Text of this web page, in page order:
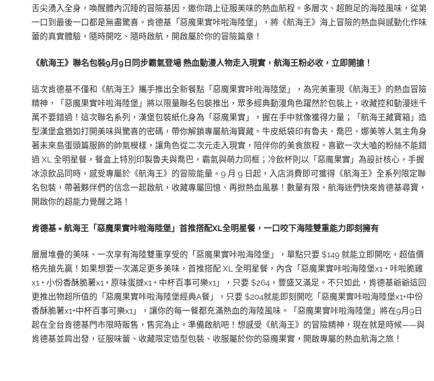
舌尖湧入全身，喚醒體內沉睡的冒險基因，邀你踏上征服美味的熱血航程。多層次、超飽足的海陸風味，從第
一口到最後一口都是無盡驚喜。肯德基「惡魔果實咔啦海陸堡」，將《航海王》海上冒險的熱血與感動化作味
蕾的真實體驗，隨時開吃、隨時啟航，開啟屬於你的冒險篇章！​
《航海王》聯名包裝9月 9日同步霸氣登場 熱血動漫人物走入現實，航海王粉必收，立即開搶！
這次肯德基不僅和《航海王》攜手推出全新餐點「惡魔果實咔啦海陸堡」，為完美重現《航海王》的熱血冒險
精神，「惡魔果實咔啦海陸堡」將以限量聯名包裝推出，眾多經典動漫角色躍然於包裝上，收藏控和動漫迷千
萬不要錯過！這次聯名系列，漢堡包裝紙化身為「惡魔果實」，握在手中就像獲得力量；「航海王藏寶箱」造
型漢堡盒猶如打開美味與驚喜的密碼，帶你解鎖專屬航海寶藏。牛皮紙袋印有魯夫、喬巴、娜美等人氣主角身
著未來島蛋頭篇服飾的帥氣模樣，讓角色從二次元走入現實，陪伴你的美食旅程。喜歡一次大嗑的粉絲不能錯
過 XL 全明星餐，餐盒上特別印製魯夫與喬巴，霸氣與萌力同框；冷飲杯則以「惡魔果實」為設計核心，手握
冰涼飲品同時，感受專屬於《航海王》的冒險能量。9 月 9 日起，入店消費即可獲得《航海王》全系列限定聯
名包裝，帶著夥伴們的信念一起啟航，收藏專屬回憶、再掀熱血風暴！數量有限，航海迷們快來肯德基尋寶，
開啟你的超能力覺醒之路！
肯德基× 航海王「惡魔果實咔啦海陸堡」首推搭配XL全明星餐，一口咬下海陸雙重能力即刻擁有
層層堆疊的美味、一次享有海陸雙重享受的「惡魔果實咔啦海陸堡」，單點只要 $149 就能立即開吃，超值價
格先搶先贏！如果想要一次滿足更多美味，首推搭配 XL 全明星餐，內含「惡魔果實咔啦海陸堡x1 + 咔啦脆雞
x1 + 小份香酥脆薯x1 + 原味蛋撻x1 + 中杯百事可樂x1」，只要 $264，豐盛又滿足。不只如此，肯德基爺爺這回
更推出物超所值的「惡魔果實咔啦海陸堡經典A餐」，只要 $204就能即刻開吃「惡魔果實咔啦海陸堡x1+中份
香酥脆薯x1+中杯百事可樂x1」，讓你的每一餐都充滿熱血的海陸風味。「惡魔果實咔啦海陸堡」將在9月9日
起在全台肯德基門市限時販售，售完為止。準備啟航吧！想感受《航海王》的冒險精神，現在就是時候——與
肯德基並肩出發，征服味蕾、收藏限定造型包裝、收服屬於你的惡魔果實，開啟專屬的熱血航海之旅！